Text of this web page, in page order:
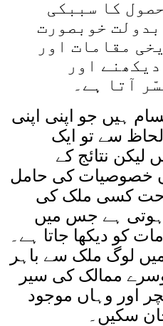
کا سببکی
خوبصورت
مقامات اور
اور
آتا ہے۔
ہیں جو اپنی اپنی
سے تو ایک
نتائج کے
خصوصیات کی حامل
کسی ملک کی
ہوتی ہے جس میں
کو دیکھا جاتا ہے۔
لوگ ملک سے باہر
ممالک کی سیر
اور وہاں موجود
سکیں۔